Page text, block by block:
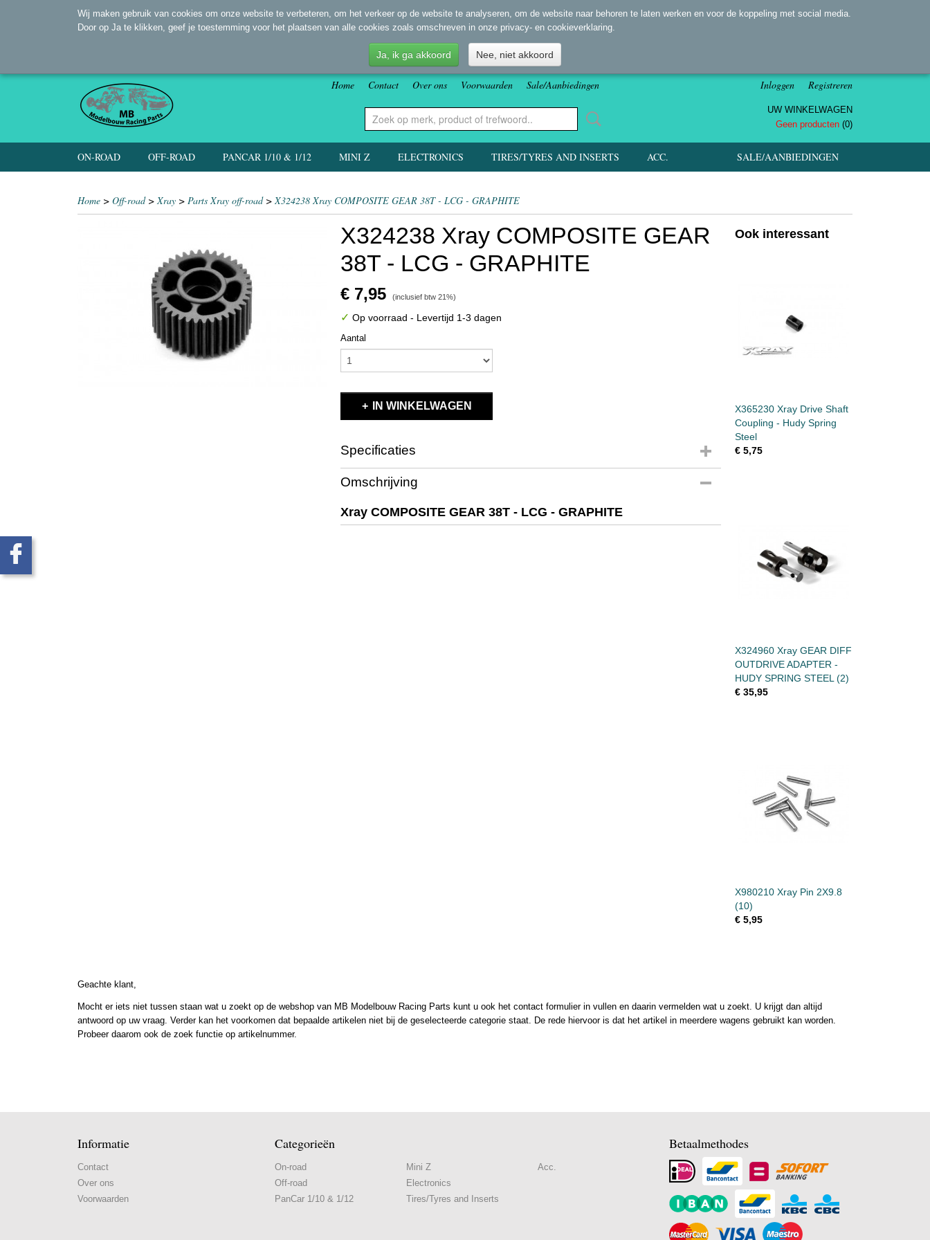
Home Contact Over ons Voorwaarden Sale/Aanbiedingen Inloggen Registreren
UW WINKELWAGEN
Geen producten (0)
SALE/AANBIEDINGEN
ON-ROAD OFF-ROAD PANCAR 1/10 & 1/12 MINI Z ELECTRONICS TIRES/TYRES AND INSERTS ACC.
Home > Off-road>Xray > Parts Xray off-road>X324238 Xray COMPOSITE GEAR 38T - LCG - GRAPHITE
X324238 Xray COMPOSITE GEAR
38T - LCG - GRAPHITE
€ 7,95 (inclusief btw 21%)
✓ Op voorraad - Levertijd 1-3 dagen
Aantal
IN WINKELWAGEN
Specificaties
Productcode
EAN code
Bruto gewicht
0,10 Kg
Omschrijving
Xray COMPOSITE GEAR 38T - LCG - GRAPHITE
Ook interessant
X365230 Xray Drive Shaft
Coupling - Hudy Spring
Steel
€ 5,75
X324960 Xray GEAR DIFF
OUTDRIVE ADAPTER -
HUDY SPRING STEEL (2)
€ 35,95
X980210 Xray Pin 2X9.8
(10)
€ 5,95
Geachte klant,
Mocht er iets niet tussen staan wat u zoekt op de webshop van MB Modelbouw Racing Parts kunt u ook het contact formulier in vullen en daarin vermelden wat u zoekt. U krijgt dan altijd
antwoord op uw vraag. Verder kan het voorkomen dat bepaalde artikelen niet bij de geselecteerde categorie staat. De rede hiervoor is dat het artikel in meerdere wagens gebruikt kan worden.
Probeer daarom ook de zoek functie op artikelnummer.
Informatie
Contact
Over ons
Voorwaarden
Categorieën
On-road
Off-road
PanCar 1/10 & 1/12
Mini Z
Electronics
Tires/Tyres and Inserts
Acc.
Betaalmethodes
Wij maken gebruik van cookies om onze website te verbeteren, om het verkeer op de website te analyseren, om de website naar behoren te laten werken en voor de koppeling met social media.
Door op Ja te klikken, geef je toestemming voor het plaatsen van alle cookies zoals omschreven in onze privacy- en cookieverklaring.
Ja, ik ga akkoord Nee, niet akkoord